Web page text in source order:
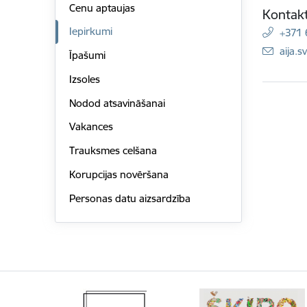
Cenu aptaujas
Iepirkumi
Īpašumi
Izsoles
Nodod atsavināšanai
Vakances
Trauksmes celšana
Korupcijas novēršana
Personas datu aizsardzība
+371
E-